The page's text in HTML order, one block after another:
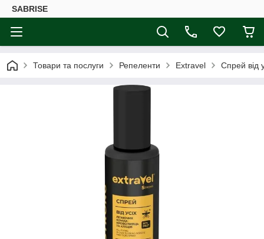
SABRISE
Товари та послуги Репеленти Extravel Спрей від